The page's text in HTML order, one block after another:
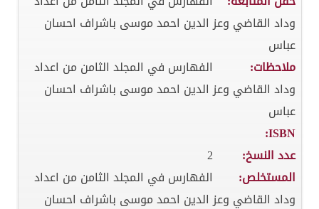
وداد القاضي وعز الدين احمد موسى باشراف احسان
عباس
ملاحظات:
الفهارس في المجلد الثامن من اعداد
وداد القاضي وعز الدين احمد موسى باشراف احسان
عباس
ISBN:
عدد النسخ:
2
المستخلص:
الفهارس في المجلد الثامن من اعداد
وداد القاضي وعز الدين احمد موسى باشراف احسان